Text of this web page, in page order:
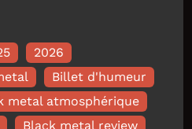
2026
Billet d'humeur
metal atmosphérique
Black metal review